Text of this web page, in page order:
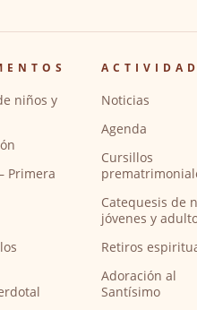
niños y
Primera
Noticias
Agenda
Cursillos
Catequesis de
jóvenes y
Retiros
Adoración al
Santísimo